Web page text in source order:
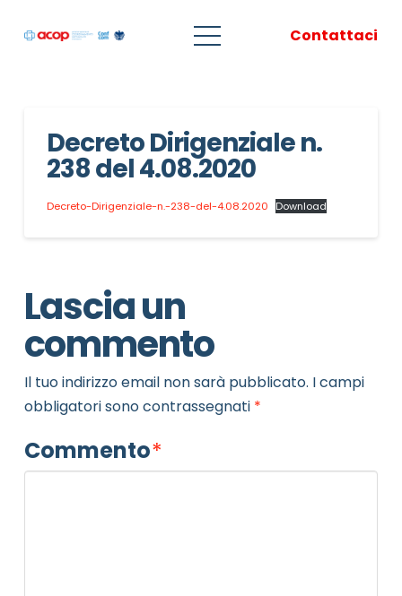
Contattaci
Decreto Dirigenziale n.
238 del 4.08.2020
Decreto-Dirigenziale-n.-238-del-4.08.2020 Download
Lascia un
commento
Il tuo indirizzo email non sarà pubblicato. I campi
obbligatori sono contrassegnati *
Commento*